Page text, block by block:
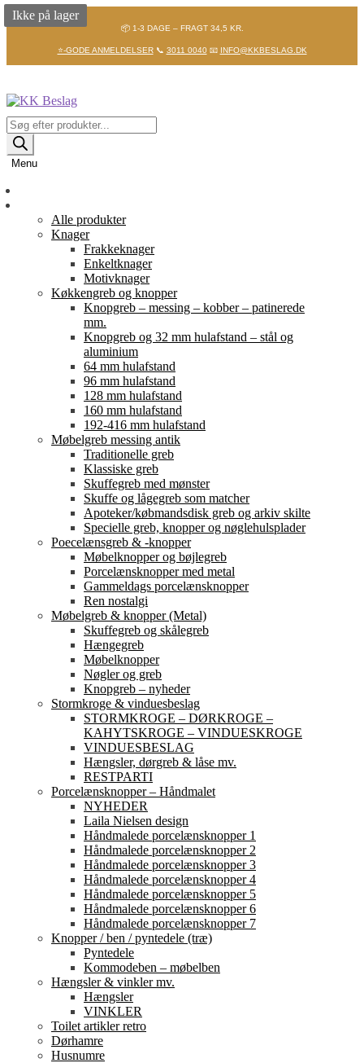
📦 1-3 DAGE – FRAGT 34,5 KR.
⭐-GODE ANMELDELSER📞 3011 0040📧 INFO@KKBESLAG.DK
Spring
til
navigation
Spring
til
indhold
Products
search
Menu
Alle produkter
Knager
Frakkeknager
Enkeltknager
Motivknager
Køkkengreb og knopper
Knopgreb – messing – kobber – patinerede
mm.
Knopgreb og 32 mm hulafstand – stål og
aluminium
64 mm hulafstand
96 mm hulafstand
128 mm hulafstand
160 mm hulafstand
192-416 mm hulafstand
Møbelgreb messing antik
Traditionelle greb
Klassiske greb
Skuffegreb med mønster
Skuffe og lågegreb som matcher
Apoteker/købmandsdisk greb og arkiv skilte
Specielle greb, knopper og nøglehulsplader
Poecelænsgreb & -knopper
Møbelknopper og bøjlegreb
Porcelænsknopper med metal
Gammeldags porcelænsknopper
Ren nostalgi
Møbelgreb & knopper (Metal)
Skuffegreb og skålegreb
Hængegreb
Møbelknopper
Nøgler og greb
Knopgreb – nyheder
Stormkroge & vinduesbeslag
STORMKROGE – DØRKROGE –
KAHYTSKROGE – VINDUESKROGE
VINDUESBESLAG
Hængsler, dørgreb & låse mv.
RESTPARTI
Porcelænsknopper – Håndmalet
NYHEDER
Laila Nielsen design
Håndmalede porcelænsknopper 1
Håndmalede porcelænsknopper 2
Håndmalede porcelænsknopper 3
Håndmalede porcelænsknopper 4
Håndmalede porcelænsknopper 5
Håndmalede porcelænsknopper 6
Håndmalede porcelænsknopper 7
Knopper / ben / pyntedele (træ)
Pyntedele
Kommodeben – møbelben
Hængsler & vinkler mv.
Hængsler
VINKLER
Toilet artikler retro
Dørhamre
Husnumre
Ikke på lager